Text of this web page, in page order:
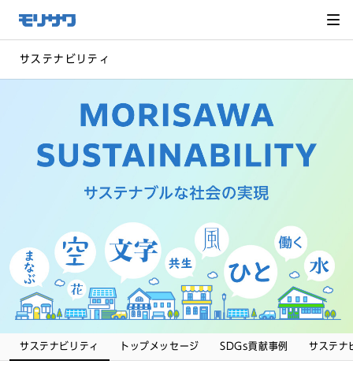
メ
ニュー
飛ばし
へ移動
サステナビリティ
サステナビリティ トップメッセージ SDGs貢献事例 サステナ